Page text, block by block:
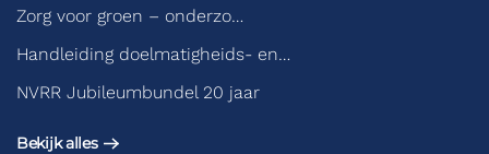
Zorg voor groen – onderzo…
Handleiding doelmatigheids- en…
NVRR Jubileumbundel 20 jaar
Bekijk alles